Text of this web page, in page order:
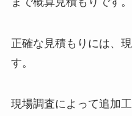
正確な見積もりには、
す。
現場調査によって追加